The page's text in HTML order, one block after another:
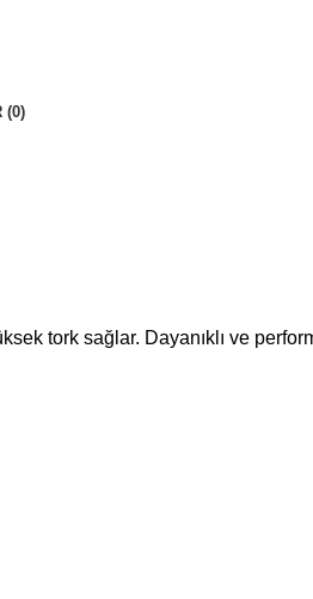
(0)
tork sağlar. Dayanıklı ve